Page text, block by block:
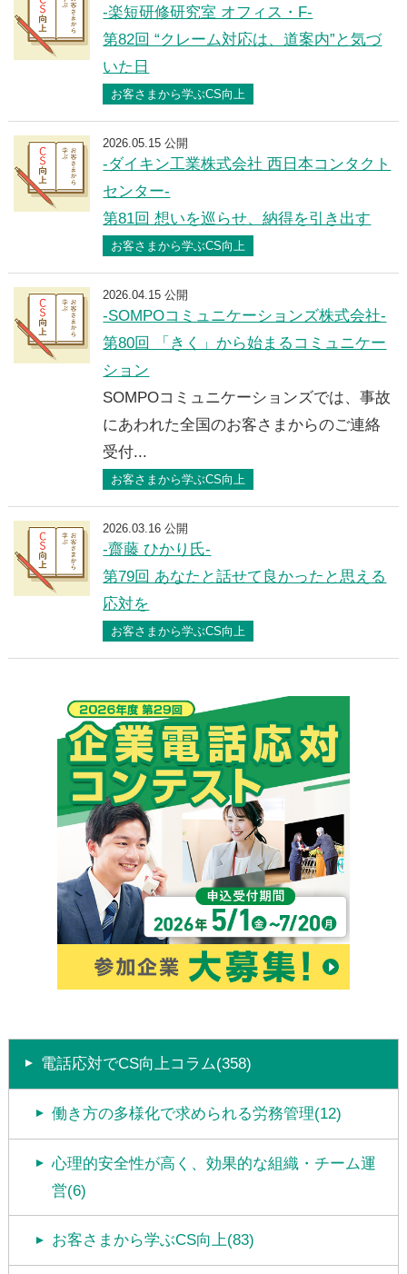
-楽短研修研究室 オフィス・F-
第82回 “クレーム対応は、道案内”と気づ
いた日
お客さまから学ぶCS向上
2026.05.15 公開
-ダイキン工業株式会社 西日本コンタクト
センター-
第81回 想いを巡らせ、納得を引き出す
お客さまから学ぶCS向上
2026.04.15 公開
-SOMPOコミュニケーションズ株式会社-
第80回 「きく」から始まるコミュニケー
ション
SOMPOコミュニケーションズでは、事故
にあわれた全国のお客さまからのご連絡
受付...
お客さまから学ぶCS向上
2026.03.16 公開
-齋藤 ひかり氏-
第79回 あなたと話せて良かったと思える
応対を
お客さまから学ぶCS向上
電話応対でCS向上コラム(358)
働き方の多様化で求められる労務管理(12)
心理的安全性が高く、効果的な組織・チーム運
営(6)
お客さまから学ぶCS向上(83)